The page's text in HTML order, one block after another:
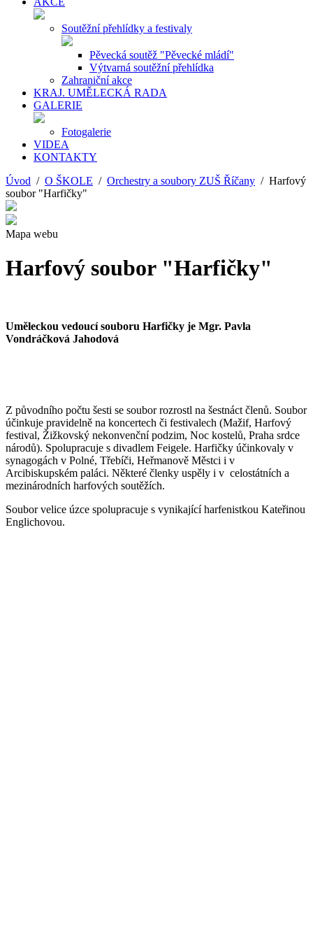
Soutěžní přehlídky a festivaly
Pěvecká soutěž "Pěvecké mládí"
Výtvarná soutěžní přehlídka
Zahraniční akce
KRAJ. UMĚLECKÁ RADA
GALERIE
Fotogalerie
VIDEA
KONTAKTY
Úvod / O ŠKOLE / Orchestry a soubory ZUŠ Říčany / Harfový
soubor "Harfičky"
Mapa webu
Harfový soubor "Harfičky"
Uměleckou vedoucí souboru Harfičky je Mgr. Pavla
Vondráčková Jahodová
Z původního počtu šesti se soubor rozrostl na šestnáct členů. Soubor
účinkuje pravidelně na koncertech či festivalech (Mažif, Harfový
festival, Žižkovský nekonvenční podzim, Noc kostelů, Praha srdce
národů). Spolupracuje s divadlem Feigele. Harfičky účinkovaly v
synagogách v Polné, Třebíči, Heřmanově Městci i v
Arcibiskupském paláci. Některé členky uspěly i v celostátních a
mezinárodních harfových soutěžích.
Soubor velice úzce spolupracuje s vynikající harfenistkou Kateřinou
Englichovou.